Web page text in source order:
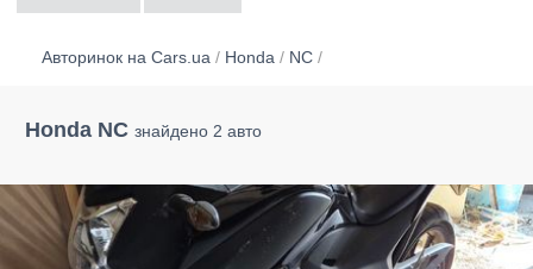
Авторинок на Cars.ua / Honda / NC /
Honda NC знайдено 2 авто